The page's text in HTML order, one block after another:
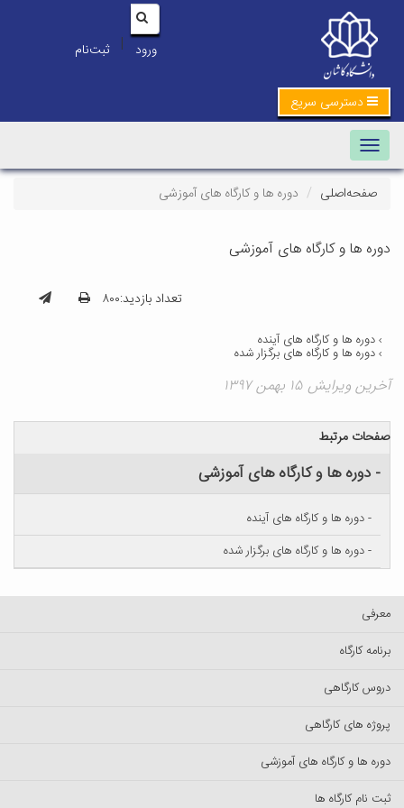
ورود | ثبت‌نام
دسترسی سریع
Toggle navigation
صفحه‌اصلی دوره ها و کارگاه های آموزشی
دوره ها و کارگاه های آموزشی
تعداد بازدید:۸۰۰
دوره ها و کارگاه های آینده
دوره ها و کارگاه های برگزار شده
آخرین ویرایش ۱۵ بهمن ۱۳۹۷
صفحات مرتبط
- دوره ها و کارگاه های آموزشی
- دوره ها و کارگاه های آینده
- دوره ها و کارگاه های برگزار شده
معرفی
برنامه کارگاه
دروس کارگاهی
پروژه های کارگاهی
دوره ها و کارگاه های آموزشی
ثبت نام کارگاه ها